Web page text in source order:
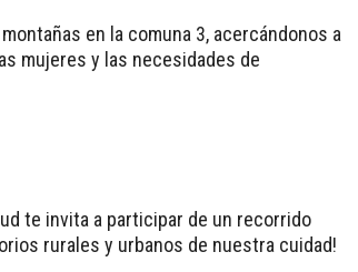
en la comuna 3, acercándonos a
mujeres y las necesidades de
te invita a participar de un recorrido
rurales y urbanos de nuestra cuidad!